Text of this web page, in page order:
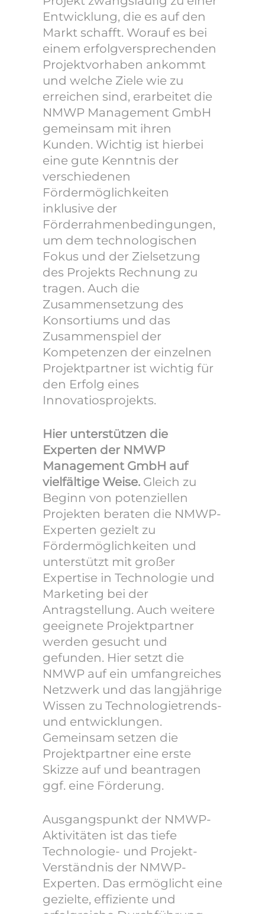
Entwicklung, die es auf den
Markt schafft. Worauf es bei
einem erfolgversprechenden
Projektvorhaben ankommt
und welche Ziele wie zu
erreichen sind, erarbeitet die
NMWP Management GmbH
gemeinsam mit ihren
Kunden. Wichtig ist hierbei
eine gute Kenntnis der
verschiedenen
Fördermöglichkeiten
inklusive der
Förderrahmenbedingungen,
um dem technologischen
Fokus und der Zielsetzung
des Projekts Rechnung zu
tragen. Auch die
Zusammensetzung des
Konsortiums und das
Zusammenspiel der
Kompetenzen der einzelnen
Projektpartner ist wichtig für
den Erfolg eines
Innovatiosprojekts.
Hier unterstützen die
Experten der NMWP
Management GmbH auf
vielfältige Weise. Gleich zu
Beginn von potenziellen
Projekten beraten die NMWP-
Experten gezielt zu
Fördermöglichkeiten und
unterstützt mit großer
Expertise in Technologie und
Marketing bei der
Antragstellung. Auch weitere
geeignete Projektpartner
werden gesucht und
gefunden. Hier setzt die
NMWP auf ein umfangreiches
Netzwerk und das langjährige
Wissen zu Technologietrends-
und entwicklungen.
Gemeinsam setzen die
Projektpartner eine erste
Skizze auf und beantragen
ggf. eine Förderung.
Ausgangspunkt der NMWP-
Aktivitäten ist das tiefe
Technologie- und Projekt-
Verständnis der NMWP-
Experten. Das ermöglicht eine
gezielte, effiziente und